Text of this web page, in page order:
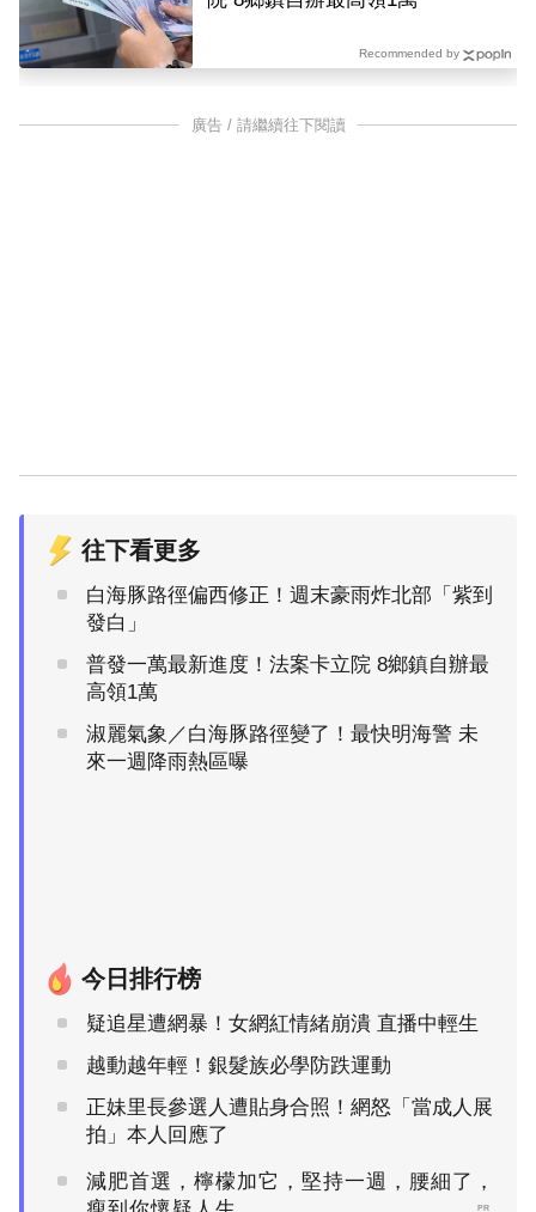
Recommended by
廣告 / 請繼續往下閱讀
往下看更多
白海豚路徑偏西修正！週末豪雨炸北部「紫到
發白」
普發一萬最新進度！法案卡立院 8鄉鎮自辦最
高領1萬
淑麗氣象／白海豚路徑變了！最快明海警 未
來一週降雨熱區曝
今日排行榜
疑追星遭網暴！女網紅情緒崩潰 直播中輕生
越動越年輕！銀髮族必學防跌運動
正妹里長參選人遭貼身合照！網怒「當成人展
拍」本人回應了
減肥首選，檸檬加它，堅持一週，腰細了，
PR